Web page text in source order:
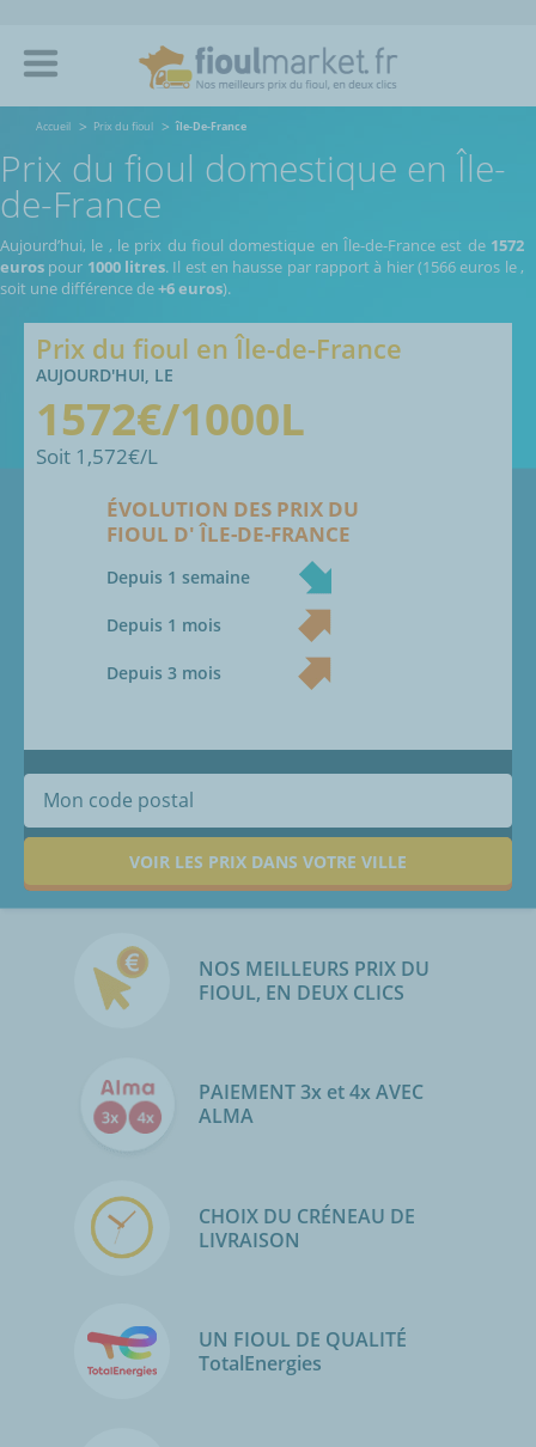
Accueil Prix du fioul île-De-France
Prix du fioul domestique en Île-
de-France
Aujourd’hui, le , le prix du fioul domestique en Île-de-France est de 1572
euros pour 1000 litres. Il est en hausse par rapport à hier (1566 euros le,
soit une différence de+6 euros).
VOIR LES PRIX DANS VOTRE VILLE
Prix du fioul en Île-de-France
AUJOURD'HUI, LE
1572€/1000L
Soit 1,572€/L
ÉVOLUTION DES PRIX DU
FIOUL D' ÎLE-DE-FRANCE
Depuis 1 semaine
Depuis 1 mois
Depuis 3 mois
NOS MEILLEURS PRIX DU
FIOUL, EN DEUX CLICS
PAIEMENT 3x et 4x AVEC
ALMA
CHOIX DU CRÉNEAU DE
LIVRAISON
UN FIOUL DE QUALITÉ
TotalEnergies